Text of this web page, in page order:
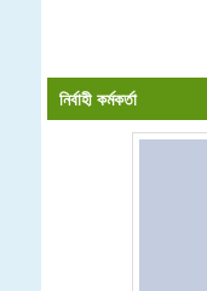
নির্বাহী কর্মকর্তা